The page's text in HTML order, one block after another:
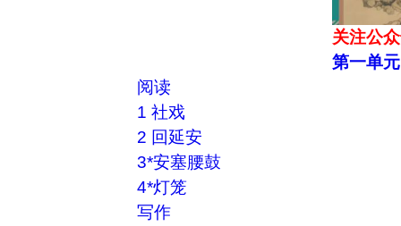
关注公
第一单元
阅读
1 社戏
2 回延安
3*安塞腰鼓
4*灯笼
写作